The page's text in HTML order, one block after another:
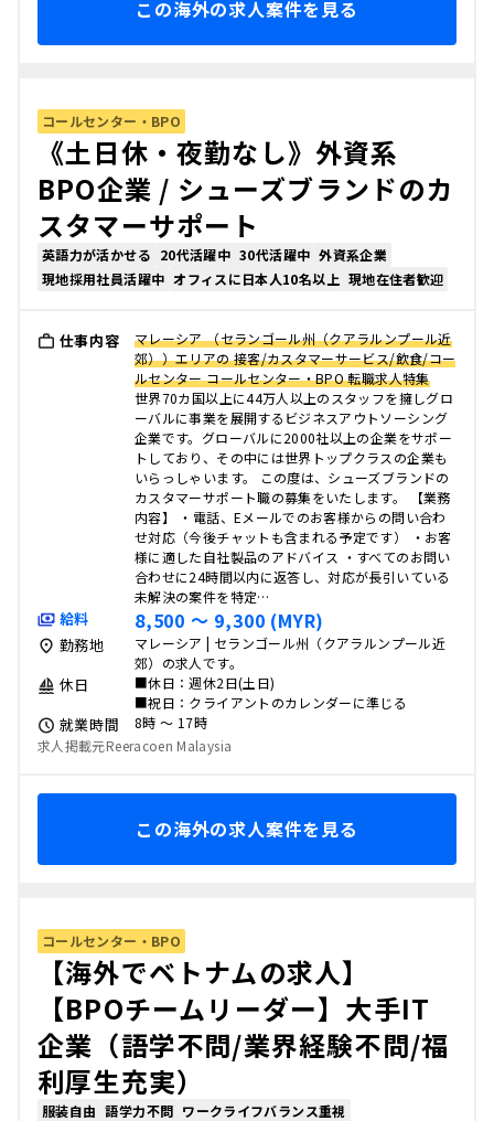
この海外の求人案件を見る
コールセンター・BPO
《土日休・夜勤なし》外資系
BPO企業 / シューズブランドのカ
スタマーサポート
英語力が活かせる 20代活躍中 30代活躍中 外資系企業
現地採用社員活躍中 オフィスに日本人10名以上 現地在住者歓迎
仕事内容
マレーシア （セランゴール州（クアラルンプール近
郊））エリアの 接客/カスタマーサービス/飲食/コー
ルセンター コールセンター・BPO 転職求人特集
世界70カ国以上に44万人以上のスタッフを擁しグロ
ーバルに事業を展開するビジネスアウトソーシング
企業です。グローバルに2000社以上の企業をサポー
トしており、その中には世界トップクラスの企業も
いらっしゃいます。 この度は、シューズブランドの
カスタマーサポート職の募集をいたします。 【業務
内容】 ・電話、Eメールでのお客様からの問い合わ
せ対応（今後チャットも含まれる予定です） ・お客
様に適した自社製品のアドバイス ・すべてのお問い
合わせに24時間以内に返答し、対応が長引いている
未解決の案件を特定…
給料 8,500 〜 9,300 (MYR)
勤務地
マレーシア | セランゴール州（クアラルンプール近
郊）の求人です。
休日
■休日：週休2日(土日)
■祝日：クライアントのカレンダーに準じる
就業時間
8時 〜 17時
求人掲載元Reeracoen Malaysia
この海外の求人案件を見る
コールセンター・BPO
【海外でベトナムの求人】
【BPOチームリーダー】大手IT
企業（語学不問/業界経験不問/福
利厚生充実）
服装自由 語学力不問 ワークライフバランス重視